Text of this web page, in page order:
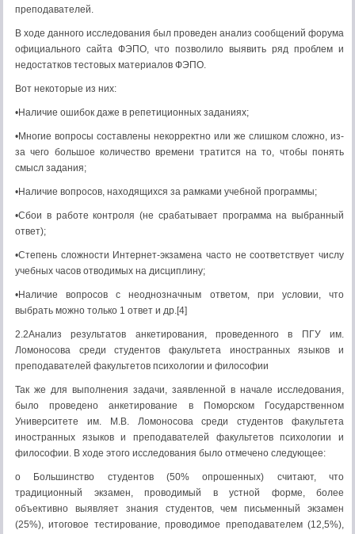
преподавателей.
В ходе данного исследования был проведен анализ сообщений форума
официального сайта ФЭПО, что позволило выявить ряд проблем и
недостатков тестовых материалов ФЭПО.
Вот некоторые из них:
•Наличие ошибок даже в репетиционных заданиях;
•Многие вопросы составлены некорректно или же слишком сложно, из-
за чего большое количество времени тратится на то, чтобы понять
смысл задания;
•Наличие вопросов, находящихся за рамками учебной программы;
•Сбои в работе контроля (не срабатывает программа на выбранный
ответ);
•Степень сложности Интернет-экзамена часто не соответствует числу
учебных часов отводимых на дисциплину;
•Наличие вопросов с неоднозначным ответом, при условии, что
выбрать можно только 1 ответ и др.[4]
2.2Анализ результатов анкетирования, проведенного в ПГУ им.
Ломоносова среди студентов факультета иностранных языков и
преподавателей факультетов психологии и философии
Так же для выполнения задачи, заявленной в начале исследования,
было проведено анкетирование в Поморском Государственном
Университете им. М.В. Ломоносова среди студентов факультета
иностранных языков и преподавателей факультетов психологии и
философии. В ходе этого исследования было отмечено следующее:
o Большинство студентов (50% опрошенных) считают, что
традиционный экзамен, проводимый в устной форме, более
объективно выявляет знания студентов, чем письменный экзамен
(25%), итоговое тестирование, проводимое преподавателем (12,5%),